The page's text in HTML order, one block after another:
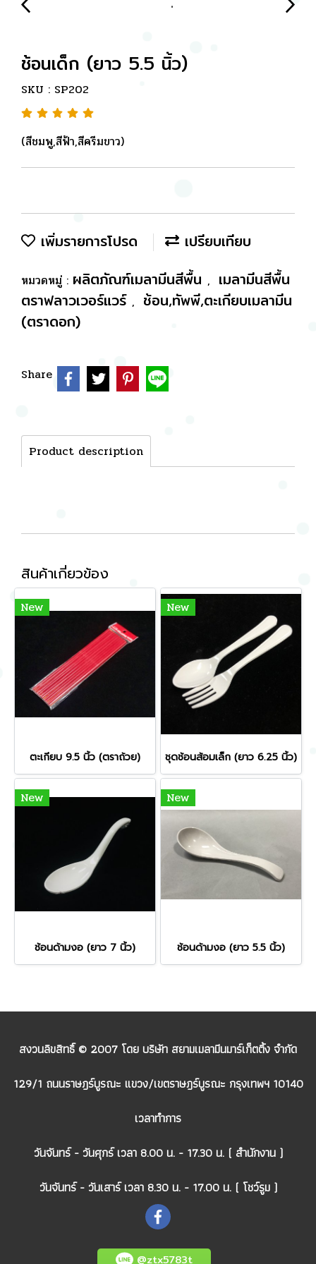
ช้อนเด็ก (ยาว 5.5 นิ้ว)
SKU : SP202
(สีชมพู,สีฟ้า,สีครีมขาว)
เพิ่มรายการโปรด เปรียบเทียบ
หมวดหมู่ : ผลิตภัณฑ์เมลามีนสีพื้น , เมลามีนสีพื้น
ตราฟลาวเวอร์แวร์ , ช้อน,ทัพพี,ตะเกียบเมลามีน
(ตราดอก)
Share
Product description
สินค้าเกี่ยวข้อง
New
ตะเกียบ 9.5 นิ้ว (ตราถ้วย)
New
ชุดช้อนส้อมเล็ก (ยาว 6.25 นิ้ว)
New
ช้อนด้ามงอ (ยาว 7 นิ้ว)
New
ช้อนด้ามงอ (ยาว 5.5 นิ้ว)
สงวนลิขสิทธิ์ © 2007 โดย บริษัท สยามเมลามีนมาร์เก็ตติ้ง จำกัด
129/1 ถนนราษฎร์บูรณะ แขวง/เขตราษฎร์บูรณะ กรุงเทพฯ 10140
เวลาทำการ
วันจันทร์ - วันศุกร์ เวลา 8.00 น. - 17.30 น. ( สำนักงาน )
วันจันทร์ - วันเสาร์ เวลา 8.30 น. - 17.00 น. ( โชว์รูม )
@ztx5783t